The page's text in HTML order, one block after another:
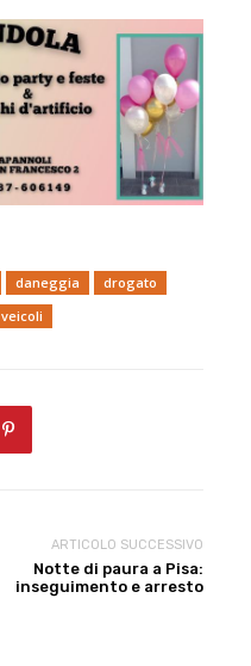
daneggia
drogato
veicoli
ARTICOLO SUCCESSIVO
Notte di paura a Pisa:
inseguimento e arresto